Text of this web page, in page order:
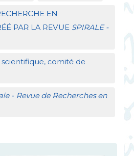
EN
ÉÉ PAR LA REVUE SPIRALE-
comité de
- Revue de Recherches en